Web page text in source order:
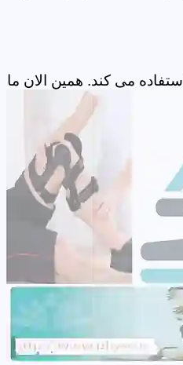
می کند. همین الان ما